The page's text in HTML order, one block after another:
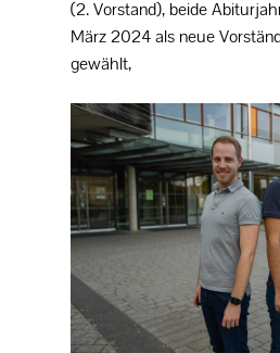
(2. Vorstand), beide
März 2024 als neue
gewählt,